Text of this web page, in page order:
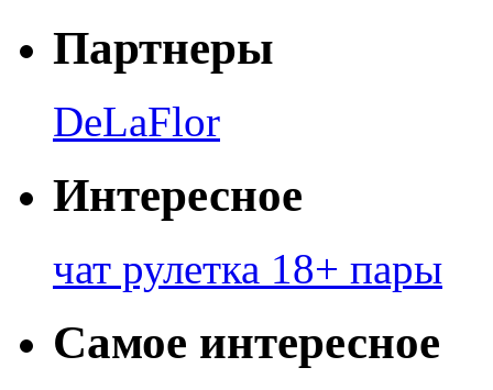
Партнеры
DeLaFlor
Интересное
чат рулетка 18+ пары
Самое интересное